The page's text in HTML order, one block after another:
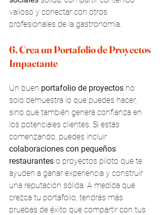
valioso y conectar con otros
profesionales de la gastronomía.
6. Crea un Portafolio de Proyectos
Impactante
Un buen portafolio de proyectos no
solo demuestra lo que puedes hacer,
sino que también genera confianza en
los potenciales clientes. Si estás
comenzando, puedes incluir
colaboraciones con pequeños
restaurantes o proyectos piloto que te
ayuden a ganar experiencia y construir
una reputación sólida. A medida que
crezca tu portafolio, tendrás más
pruebas de éxito que compartir con tus